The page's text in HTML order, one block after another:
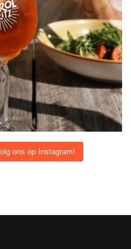
ons op Instagram!